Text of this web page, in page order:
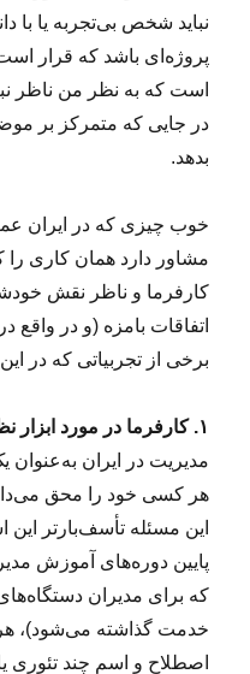
نباید شخص بی‌تجربه یا با
پروژه‌ای باشد که قرار
است که به نظر من ناظر
در جایی که متمرکز بر
بدهد.
خوب چیزی که در ایران
مشاور دارد همان کاری را
کارفرما و ناظر نقش
اتفاقات بامزه‌ (و در واقع
برخی از تجربیاتی که در
۱. کارفرما در مورد ابزار نظر می‌دهد:
مدیریت در ایران
هر کسی خود را محق
این مسئله تأسف‌بارتر
پایین دوره‌های آموزش
که برای مدیران
خدمت گذاشته می‌شود)،
اصطلاح و اسم چند تئوری